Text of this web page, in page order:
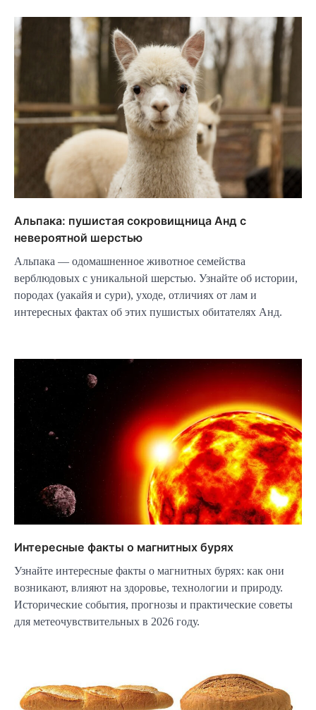
Альпака: пушистая сокровищница Анд с
невероятной шерстью
Альпака — одомашненное животное семейства
верблюдовых с уникальной шерстью. Узнайте об истории,
породах (уакайя и сури), уходе, отличиях от лам и
интересных фактах об этих пушистых обитателях Анд.
Интересные факты о магнитных бурях
Узнайте интересные факты о магнитных бурях: как они
возникают, влияют на здоровье, технологии и природу.
Исторические события, прогнозы и практические советы
для метеочувствительных в 2026 году.